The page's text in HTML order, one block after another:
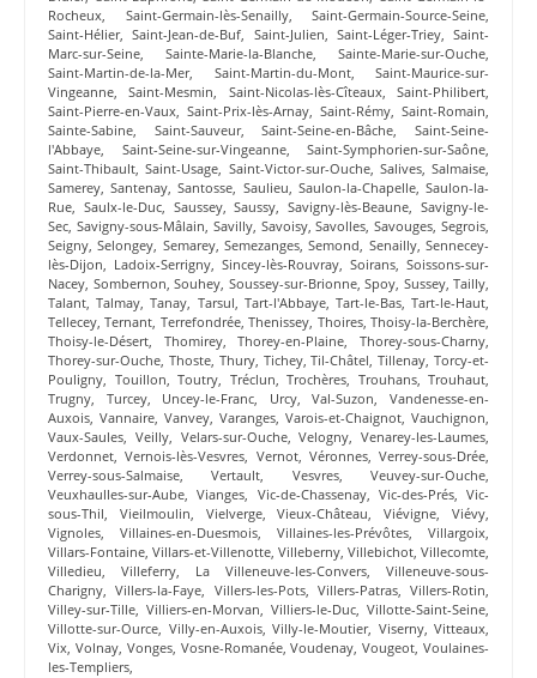
Rocheux, Saint-Germain-lès-Senailly, Saint-Germain-Source-Seine,
Saint-Hélier,Saint-Jean-de-Buf, Saint-Julien, Saint-Léger-Triey, Saint-
Marc-sur-Seine, Sainte-Marie-la-Blanche, Sainte-Marie-sur-Ouche,
Saint-Martin-de-la-Mer, Saint-Martin-du-Mont, Saint-Maurice-sur-
Vingeanne,Saint-Mesmin, Saint-Nicolas-lès-Cîteaux,Saint-Philibert,
Saint-Pierre-en-Vaux, Saint-Prix-lès-Arnay, Saint-Rémy, Saint-Romain,
Sainte-Sabine, Saint-Sauveur,Saint-Seine-en-Bâche,Saint-Seine-
l'Abbaye, Saint-Seine-sur-Vingeanne, Saint-Symphorien-sur-Saône,
Saint-Thibault,Saint-Usage, Saint-Victor-sur-Ouche, Salives, Salmaise,
Samerey,Santenay,Santosse, Saulieu, Saulon-la-Chapelle,Saulon-la-
Rue, Saulx-le-Duc, Saussey,Saussy,Savigny-lès-Beaune,Savigny-le-
Sec, Savigny-sous-Mâlain, Savilly, Savoisy,Savolles,Savouges,Segrois,
Seigny,Selongey, Semarey,Semezanges,Semond, Senailly,Sennecey-
lès-Dijon, Ladoix-Serrigny, Sincey-lès-Rouvray, Soirans, Soissons-sur-
Nacey, Sombernon, Souhey, Soussey-sur-Brionne, Spoy, Sussey, Tailly,
Talant,Talmay,Tanay, Tarsul, Tart-l'Abbaye, Tart-le-Bas,Tart-le-Haut,
Tellecey,Ternant, Terrefondrée,Thenissey, Thoires,Thoisy-la-Berchère,
Thoisy-le-Désert, Thomirey,Thorey-en-Plaine,Thorey-sous-Charny,
Thorey-sur-Ouche, Thoste, Thury, Tichey,Til-Châtel,Tillenay,Torcy-et-
Pouligny, Touillon, Toutry, Tréclun, Trochères, Trouhans, Trouhaut,
Trugny, Turcey, Uncey-le-Franc, Urcy,Val-Suzon,Vandenesse-en-
Auxois, Vannaire, Vanvey, Varanges, Varois-et-Chaignot, Vauchignon,
Vaux-Saules, Veilly, Velars-sur-Ouche,Velogny, Venarey-les-Laumes,
Verdonnet,Vernois-lès-Vesvres, Vernot, Véronnes, Verrey-sous-Drée,
Verrey-sous-Salmaise,Vertault, Vesvres,Veuvey-sur-Ouche,
Veuxhaulles-sur-Aube,Vianges, Vic-de-Chassenay, Vic-des-Prés, Vic-
sous-Thil, Vieilmoulin, Vielverge,Vieux-Château,Viévigne,Viévy,
Vignoles, Villaines-en-Duesmois, Villaines-les-Prévôtes, Villargoix,
Villars-Fontaine, Villars-et-Villenotte, Villeberny, Villebichot, Villecomte,
Villedieu, Villeferry, La Villeneuve-les-Convers, Villeneuve-sous-
Charigny,Villers-la-Faye, Villers-les-Pots, Villers-Patras, Villers-Rotin,
Villey-sur-Tille, Villiers-en-Morvan, Villiers-le-Duc, Villotte-Saint-Seine,
Villotte-sur-Ource, Villy-en-Auxois, Villy-le-Moutier, Viserny, Vitteaux,
Vix, Volnay, Vonges, Vosne-Romanée,Voudenay,Vougeot,Voulaines-
les-Templiers,